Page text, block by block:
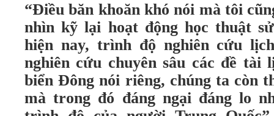
“Điều băn khoăn khó nói mà tôi
nhìn kỹ lại hoạt động học thuật
hiện nay, trình độ nghiên cứu
nghiên cứu chuyên sâu các đề tài
biển Đông nói riêng, chúng ta còn
mà trong đó đáng ngại đáng lo